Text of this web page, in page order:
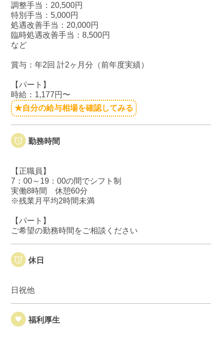
調整手当：20,500円
特別手当：5,000円
処遇改善手当：20,000円
臨時処遇改善手当：8,500円
など
賞与：年2回 計2ヶ月分（前年度実績）
【パート】
時給：1,177円〜
★自分の給与相場を確認してみる
勤務時間
【正職員】
7：00～19：00の間でシフト制
実働8時間 休憩60分
※残業月平均2時間未満
【パート】
ご希望の勤務時間をご相談ください
休日
日祝他
福利厚生